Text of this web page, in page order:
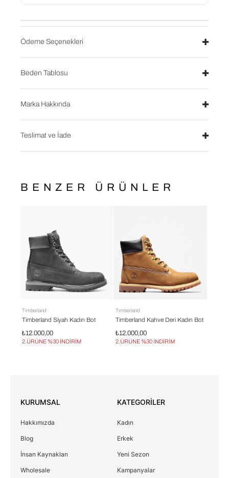
Ödeme Seçenekleri
Beden Tablosu
Marka Hakkında
Teslimat ve İade
BENZER ÜRÜNLER
Siyah Kadın Bot
%30 İNDİRİM
Timberland Kahve Deri Kadın Bot
₺12.000,00
2.ÜRÜNE %30 İNDİRİM
Timberland Sarı
KURUMSAL
Hakkımızda
Blog
İnsan Kaynakları
Wholesale
KATEGORİLER
Kadın
Erkek
Yeni Sezon
Kampanyalar